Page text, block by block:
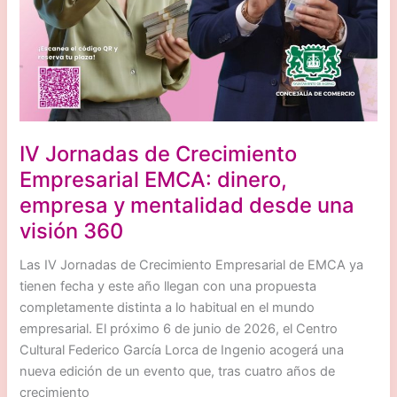
IV Jornadas de Crecimiento
Empresarial EMCA: dinero,
empresa y mentalidad desde una
visión 360
Las IV Jornadas de Crecimiento Empresarial de EMCA ya
tienen fecha y este año llegan con una propuesta
completamente distinta a lo habitual en el mundo
empresarial. El próximo 6 de junio de 2026, el Centro
Cultural Federico García Lorca de Ingenio acogerá una
nueva edición de un evento que, tras cuatro años de
crecimiento